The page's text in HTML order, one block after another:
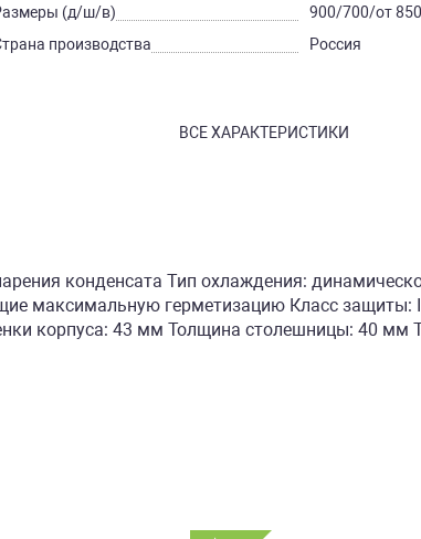
(д/ш/в)
900/700/от
производства
Россия
ВСЕ ХАРАКТЕРИСТИКИ
конденсата Тип охлаждения:
максимальную герметизацию Класс защиты:
корпуса: 43 мм Толщина столешницы: 40 мм